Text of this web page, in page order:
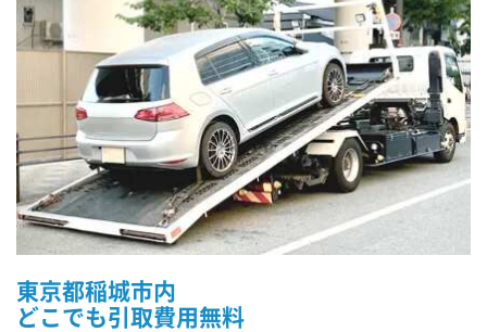
東京都稲城市内
どこでも引取費用無料